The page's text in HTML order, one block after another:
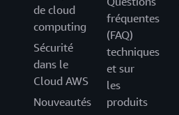
de cloud
computing
Sécurité
dans le
Cloud AWS
Nouveautés
fréquentes
(FAQ)
techniques
et sur
les
produits